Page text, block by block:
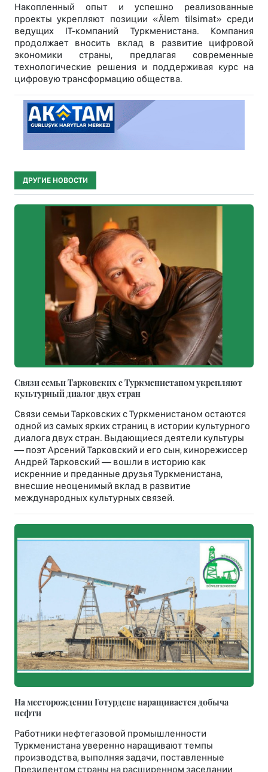
Накопленный опыт и успешно реализованные
проекты укрепляют позиции «Älem tilsimat» среди
ведущих IT-компаний Туркменистана. Компания
продолжает вносить вклад в развитие цифровой
экономики страны, предлагая современные
технологические решения и поддерживая курс на
цифровую трансформацию общества.
ДРУГИЕ НОВОСТИ
Связи семьи Тарковских с Туркменистаном укрепляют
культурный диалог двух стран
Связи семьи Тарковских с Туркменистаном остаются
одной из самых ярких страниц в истории культурного
диалога двух стран. Выдающиеся деятели культуры
— поэт Арсений Тарковский и его сын, кинорежиссер
Андрей Тарковский — вошли в историю как
искренние и преданные друзья Туркменистана,
внесшие неоценимый вклад в развитие
международных культурных связей.
На месторождении Готурдепе наращивается добыча
нефти
Работники нефтегазовой промышленности
Туркменистана уверенно наращивают темпы
производства, выполняя задачи, поставленные
Президентом страны на расширенном заседании